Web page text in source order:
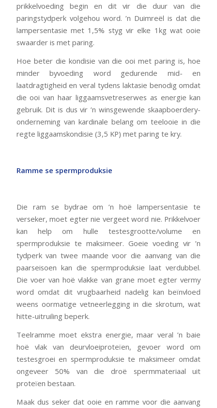
prikkelvoeding begin en dit vir die duur van die
paringstydperk volgehou word. ’n Duimreël is dat die
lampersentasie met 1,5% styg vir elke 1kg wat ooie
swaarder is met paring.
Hoe beter die kondisie van die ooi met paring is, hoe
minder byvoeding word gedurende mid- en
laatdragtigheid en veral tydens laktasie benodig omdat
die ooi van haar liggaamsvetreserwes as energie kan
gebruik. Dit is dus vir ’n winsgewende skaapboerdery-
onderneming van kardinale belang om teelooie in die
regte liggaamskondisie (3,5 KP) met paring te kry.
Ramme se spermproduksie
Die ram se bydrae om ’n hoë lampersentasie te
verseker, moet egter nie vergeet word nie. Prikkelvoer
kan help om hulle testesgrootte/volume en
spermproduksie te maksimeer. Goeie voeding vir ’n
tydperk van twee maande voor die aanvang van die
paarseisoen kan die spermproduksie laat verdubbel.
Die voer van hoë vlakke van grane moet egter vermy
word omdat dit vrugbaarheid nadelig kan beïnvloed
weens oormatige vetneerlegging in die skrotum, wat
hitte-uitruiling beperk.
Teelramme moet ekstra energie, maar veral ’n baie
hoë vlak van deurvloeiproteïen, gevoer word om
testesgroei en spermproduksie te maksimeer omdat
ongeveer 50% van die droë spermmateriaal uit
proteïen bestaan.
Maak dus seker dat ooie en ramme voor die aanvang